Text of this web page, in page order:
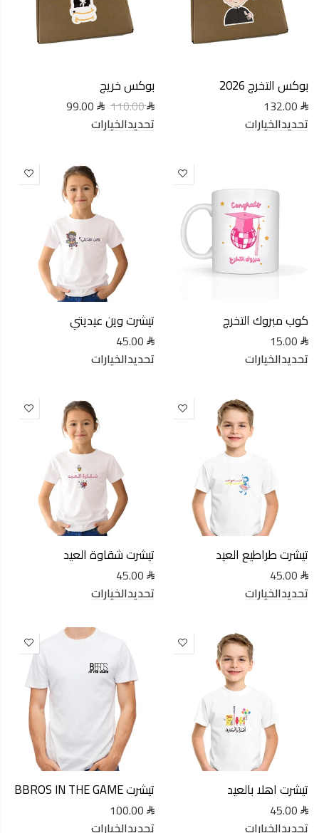
بوكس التخرج 2026
132.00
تحديدالخيارات
بوكس خريج
110.00
99.00
تحديدالخيارات
كوب مبروك التخرج
15.00
تحديدالخيارات
تيشرت وين عيديتي
45.00
تحديدالخيارات
تيشرت طراطيع العيد
45.00
تحديدالخيارات
تيشرت شقاوة العيد
45.00
تحديدالخيارات
تيشرت اهلا بالعيد
45.00
تحديدالخيارات
تيشرت BBROS IN THE GAME
100.00
تحديدالخيارات